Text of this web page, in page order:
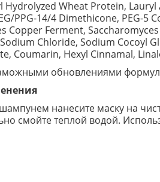
Hydrolyzed Wheat Protein,
PPG-14/4 Dimethicone, PEG-
Copper Ferment,
Chloride, Sodium Cocoyl
Coumarin, Hexyl Cinnamal,
обновлениями
нанесите маску на
смойте теплой водой.